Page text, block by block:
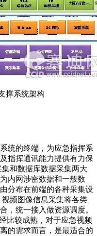
撑系统架构
统的终端，为应急指挥系
指挥通讯能力提供有力保
和数据库数据采集两大
内网涉密数据和一般数
分布在前端的各种采集设
频图像信息采集将各类
，统一接入做资源调度。
比较成熟，对于应急视频
的需求而言，是最适合的